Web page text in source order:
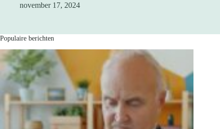
november 17, 2024
Populaire berichten